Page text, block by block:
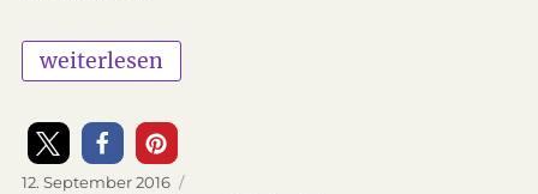
„Die Wörter fliegen – ein Bilderbuch über
weiterlesen
Veröffentlicht
12. September 2016